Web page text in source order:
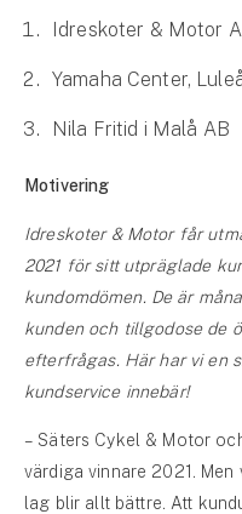
Idreskoter & Motor
Yamaha Center,
Nila Fritid i Malå AB
Motivering
Idreskoter & Motor får
2021 för sitt utpräglade
kundomdömen. De är
kunden och tillgodose de
efterfrågas. Här har vi en
kundservice innebär!
– Säters Cykel & Motor
värdiga vinnare 2021.
lag blir allt bättre. Att